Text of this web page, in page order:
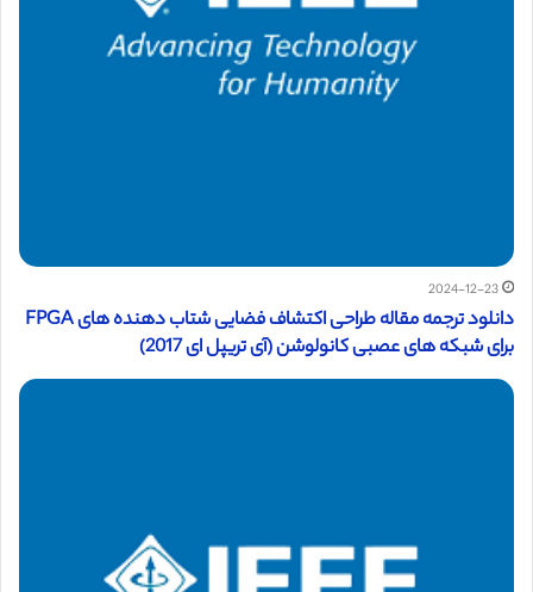
2024-12-23
دانلود ترجمه مقاله طراحی اکتشاف فضایی شتاب دهنده های FPGA
برای شبکه های عصبی کانولوشن (آی تریپل ای 2017)